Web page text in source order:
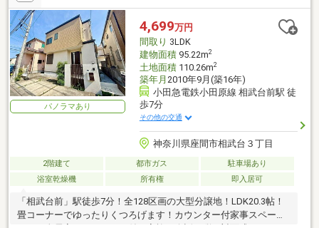
パノラマあり
4,699万円
間取り 3LDK
建物面積95.22m2
土地面積110.26m2
築年月 2010年9月(築16年)
小田急電鉄小田原線 相武台前駅 徒
歩7分
その他の交通
神奈川県座間市相武台３丁目
2階建て 都市ガス
駐車場あり
浴室乾燥機
所有権 即入居可
「相武台前」駅徒歩7分！全128区画の大型分譲地！LDK20.3帖！
畳コーナーでゆったりくつろげます！カウンター付家事スペース